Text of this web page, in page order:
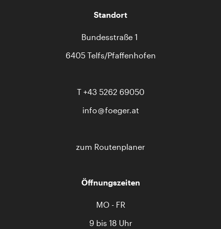
Standort
Bundesstraße 1
6405 Telfs/Pfaffenhofen
T +43 5262 69050
info
foeger.at
zum Routenplaner
Öffnungszeiten
MO - FR
9 bis 18 Uhr